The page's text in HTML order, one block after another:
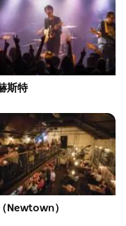
斯特
Newtown）